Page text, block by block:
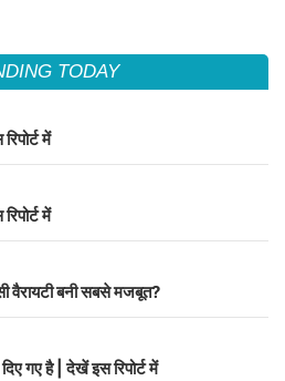
TODAY
में
में
वैरायटी बनी सबसे मजबूत?
गए है | देखें इस रिपोर्ट में